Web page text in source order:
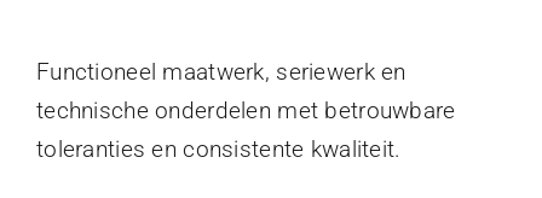
Functioneel maatwerk, seriewerk en
technische onderdelen met betrouwbare
toleranties en consistente kwaliteit.